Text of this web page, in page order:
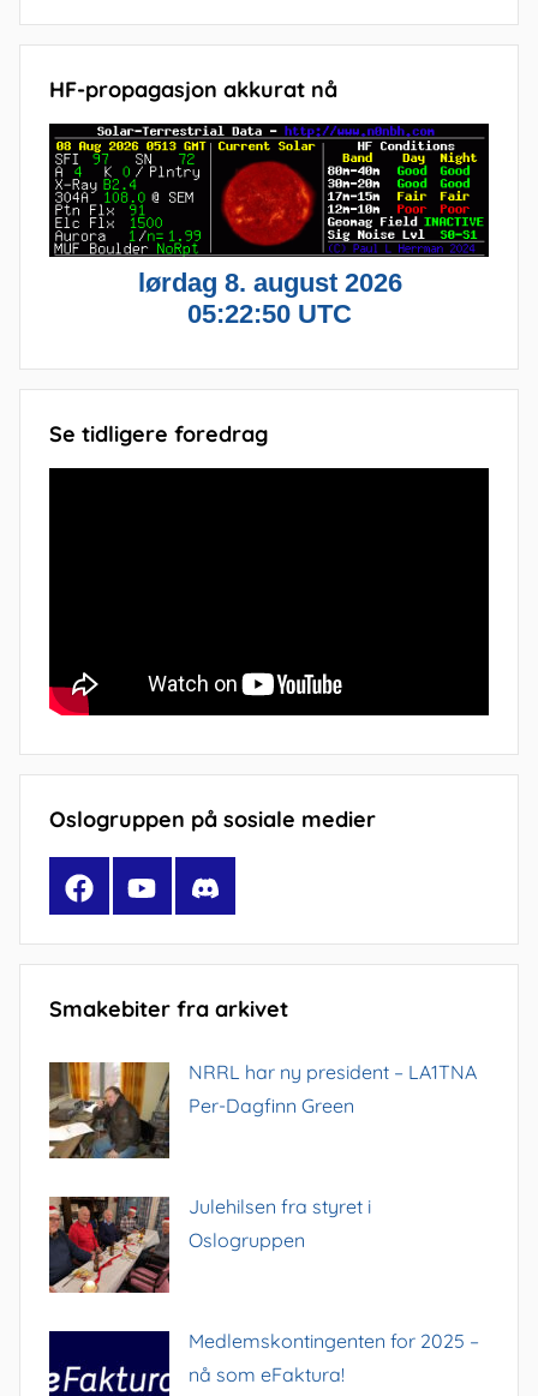
HF-propagasjon akkurat nå
Se tidligere foredrag
Oslogruppen på sosiale medier
FacebookYouTubeDiscord
Smakebiter fra arkivet
NRRL har ny president – LA1TNA
Per-Dagfinn Green
Julehilsen fra styret i
Oslogruppen
Medlemskontingenten for 2025 –
nå som eFaktura!